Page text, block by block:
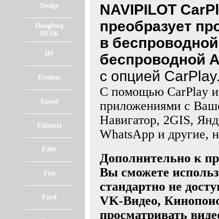
Dodge
Dongfeng
DFSK
DS
Evolute
Exeed
Exlantix
FAW
Fiat
Ford
NAVIPILOT
преобразует
в беспроводной
беспроводной
с опцией
С помощью CarPlay и
приложениями с
Навигатор, 2GIS,
WhatsApp и другие,
Дополнительно к
Вы сможете
стандартно не
VK-Видео,
просматривать